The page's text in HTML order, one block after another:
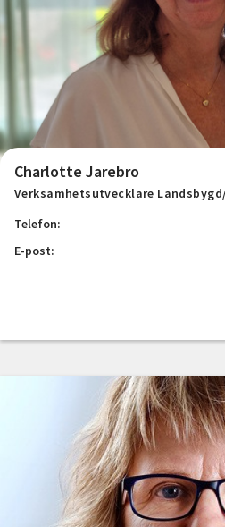
Charlotte Jarebro
Verksamhetsutvecklare
Telefon:
E-post: